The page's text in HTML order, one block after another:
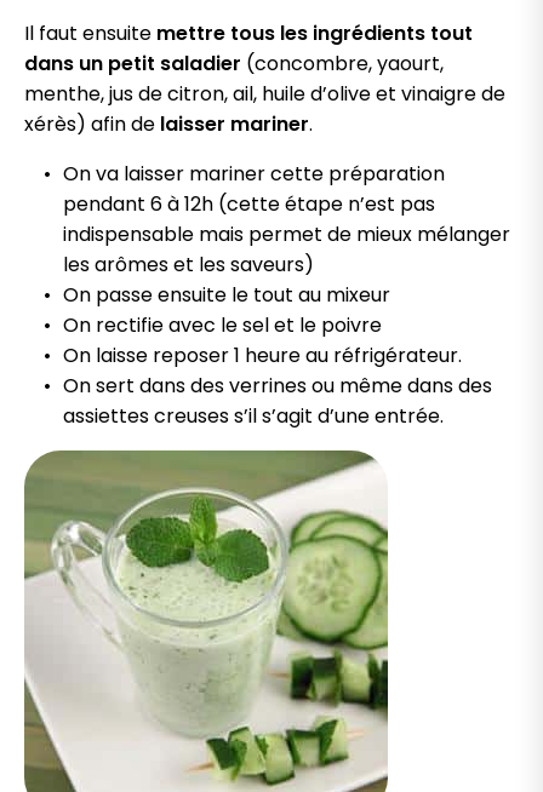
Il faut ensuite mettre tous les ingrédients tout
dans un petit saladier (concombre, yaourt,
menthe, jus de citron, ail, huile d’olive et vinaigre de
xérès) afin de laisser mariner.
On va laisser mariner cette préparation
pendant 6 à 12h (cette étape n’est pas
indispensable mais permet de mieux mélanger
les arômes et les saveurs)
On passe ensuite le tout au mixeur
On rectifie avec le sel et le poivre
On laisse reposer 1 heure au réfrigérateur.
On sert dans des verrines ou même dans des
assiettes creuses s’il s’agit d’une entrée.